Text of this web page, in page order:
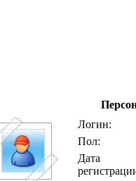
Логин:
Пол:
Дата